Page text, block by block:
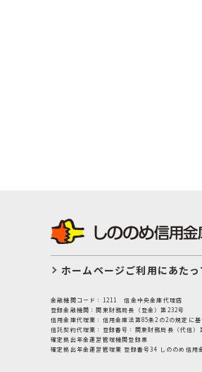
ホームページご利用にあたっ
金融機関コード：1211
信金中央金庫代理店
登録金融機関：関東財務局長（登金）第232号
信用金庫代理業：信用金庫法第85条2の2の規定に
信託契約代理業：登録番号：関東財務局長（代信）
確定拠出年金運営管理機関登録票
確定拠出年金運営管理業 登録番号34 しののめ信用